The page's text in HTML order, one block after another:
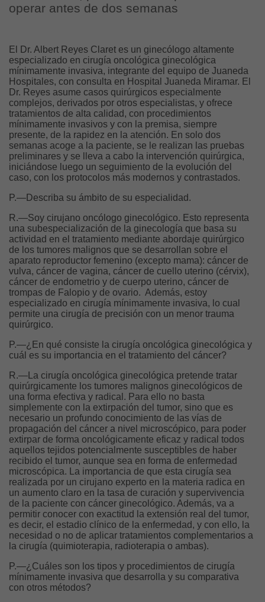
operar antes de dos semanas
El Dr. Albert Reyes Claret es un ginecólogo altamente
especializado en cirugía oncológica ginecológica
mínimamente invasiva, integrante del equipo de Juaneda
Hospitales, con consulta en Hospital Juaneda Miramar. El
Dr. Reyes asume casos quirúrgicos especialmente
complejos, derivados por otros especialistas, y ofrece
tratamientos de alta calidad, con procedimientos
mínimamente invasivos y con la premisa, siempre
presente, de la rapidez en la atención. En solo dos
semanas acoge a la paciente, se le realizan las pruebas
preliminares y se lleva a cabo la intervención quirúrgica,
iniciándose luego un seguimiento de la evolución del
caso, con los protocolos más modernos y contrastados.
P.—Describa su ámbito de su especialidad.
R.—Soy cirujano oncólogo ginecológico. Esto representa
una subespecialización de la ginecología que basa su
actividad en el tratamiento mediante abordaje quirúrgico
de los tumores malignos que se desarrollan sobre el
aparato reproductor femenino (excepto mama): cáncer de
vulva, cáncer de vagina, cáncer de cuello uterino (cérvix),
cáncer de endometrio y de cuerpo uterino, cáncer de
trompas de Falopio y de ovario. Además, estoy
especializado en cirugía mínimamente invasiva, lo cual
permite una cirugía de precisión con un menor trauma
quirúrgico.
P.—¿En qué consiste la cirugía oncológica ginecológica y
cuál es su importancia en el tratamiento del cáncer?
R.—La cirugía oncológica ginecológica pretende tratar
quirúrgicamente los tumores malignos ginecológicos de
una forma efectiva y radical. Para ello no basta
simplemente con la extirpación del tumor, sino que es
necesario un profundo conocimiento de las vías de
propagación del cáncer a nivel microscópico, para poder
extirpar de forma oncológicamente eficaz y radical todos
aquellos tejidos potencialmente susceptibles de haber
recibido el tumor, aunque sea en forma de enfermedad
microscópica. La importancia de que esta cirugía sea
realizada por un cirujano experto en la materia radica en
un aumento claro en la tasa de curación y supervivencia
de la paciente con cáncer ginecológico. Además, va a
permitir conocer con exactitud la extensión real del tumor,
es decir, el estadio clínico de la enfermedad, y con ello, la
necesidad o no de aplicar tratamientos complementarios a
la cirugía (quimioterapia, radioterapia o ambas).
P.—¿Cuáles son los tipos y procedimientos de cirugía
mínimamente invasiva que desarrolla y su comparativa
con otros métodos?